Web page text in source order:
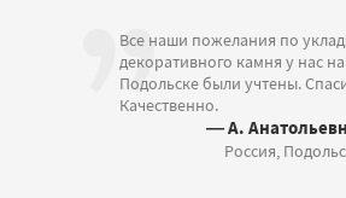
Все наши пожелания по
декоративного камня у нас
Подольске были учтены.
Качественно.
— А.
Россия,